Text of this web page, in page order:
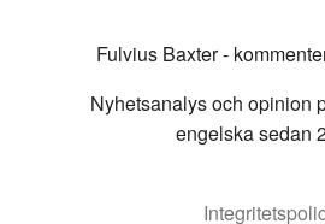
Fulvius Baxter -
Nyhetsanalys och opinion
engelska sedan